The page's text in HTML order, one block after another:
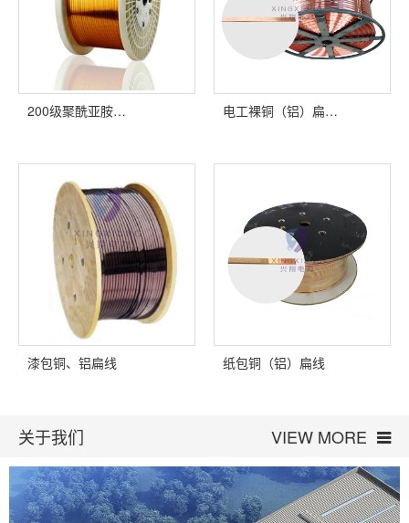
200级聚酰亚胺… 电工裸铜（铝）扁…
漆包铜、铝扁线 纸包铜（铝）扁线
关于我们 VIEW MORE